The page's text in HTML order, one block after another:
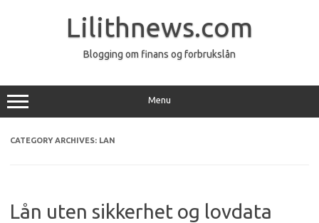
Lilithnews.com
Blogging om finans og forbrukslån
Menu
CATEGORY ARCHIVES: LAN
Lån uten sikkerhet og lovdata